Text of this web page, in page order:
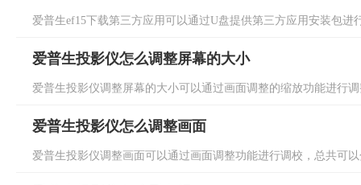
爱普生ef15下载第三方应用可以通过U盘提供第三方应用安装包
爱普生投影仪怎么调整屏幕的大小
爱普生投影仪调整屏幕的大小可以通过画面调整的缩放功能进行
爱普生投影仪怎么调整画面
爱普生投影仪调整画面可以通过画面调整功能进行调校，总共可